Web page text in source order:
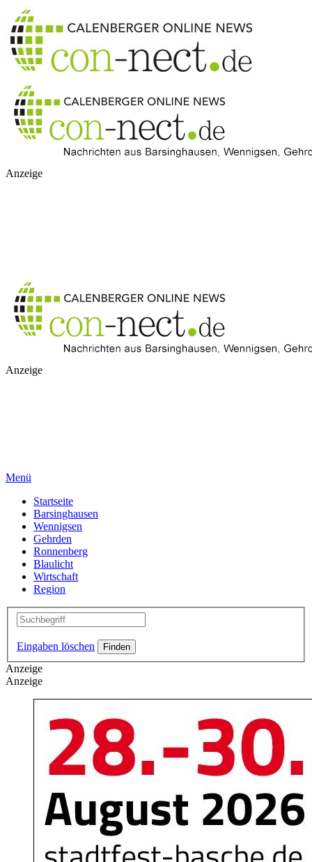
Anzeige
Anzeige
Menü
Startseite
Barsinghausen
Wennigsen
Gehrden
Ronnenberg
Blaulicht
Wirtschaft
Region
Eingaben löschen
Anzeige